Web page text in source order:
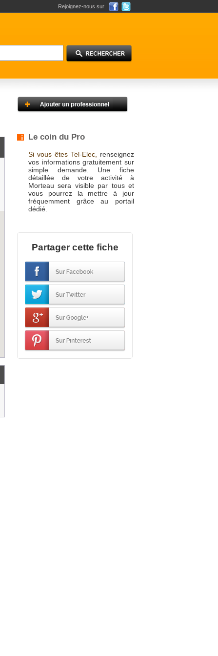
Rejoignez-nous sur
Le coin du Pro
Si vous êtes Tel-Elec,
renseignez
vos informations gratuitement sur
simple demande. Une fiche
détaillée de votre activité à
Morteau sera visible par tous et
vous pourrez la mettre à jour
fréquemment grâce au portail
dédié.
Partager cette fiche